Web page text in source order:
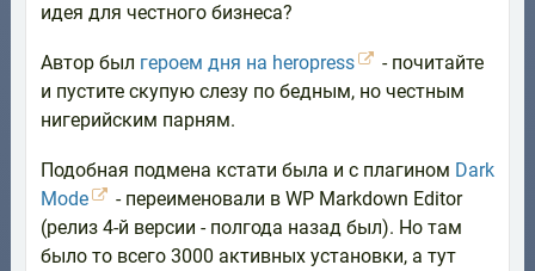
идея для честного бизнеса?
Автор был героем дня на heropress
- почитайте
и пустите скупую слезу по бедным, но честным
нигерийским парням.
Подобная подмена кстати была и с плагином Dark
Mode
- переименовали в WP Markdown Editor
(релиз 4-й версии - полгода назад был). Но там
было то всего 3000 активных установки, а тут